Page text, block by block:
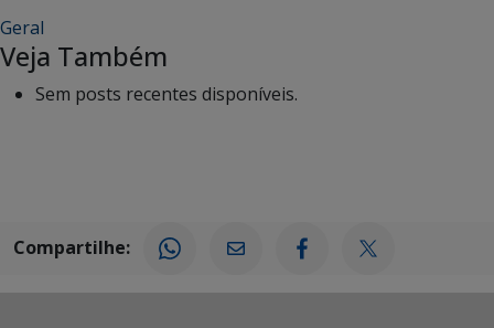
Geral
Veja Também
Sem posts recentes disponíveis.
Compartilhe: